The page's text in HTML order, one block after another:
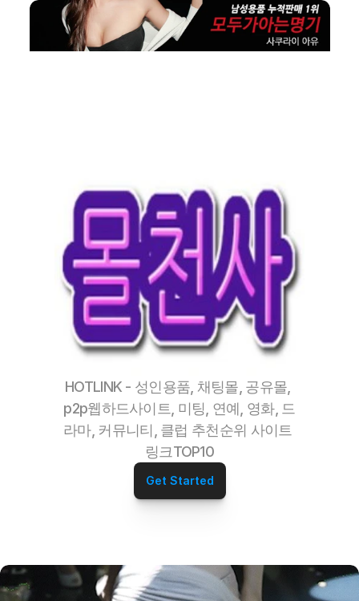
HOTLINK
HOTLINK - 성인용품, 채팅몰, 공유몰,
p2p웹하드사이트, 미팅, 연예, 영화, 드
라마, 커뮤니티, 클럽 추천순위 사이트
링크TOP10
Get Started